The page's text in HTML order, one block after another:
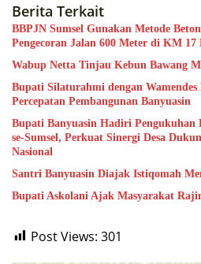
Berita Terkait
BBPJN Sumsel Gunakan Metode
Pengecoran Jalan 600 Meter di KM 17
Wabup Netta Tinjau Kebun Bawang
Bupati Silaturahmi dengan
Percepatan Pembangunan Banyuasin
Bupati Banyuasin Hadiri Pengukuhan
se-Sumsel, Perkuat Sinergi Desa
Nasional
Santri Banyuasin Diajak Istiqomah
Bupati Askolani Ajak Masyarakat
Post Views: 301